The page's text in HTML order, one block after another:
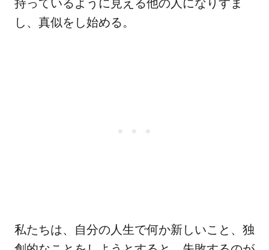
持っているように見える他の人になりすま
し、真似をし始める。
私たちは、自分の人生で何か新しいこと、独